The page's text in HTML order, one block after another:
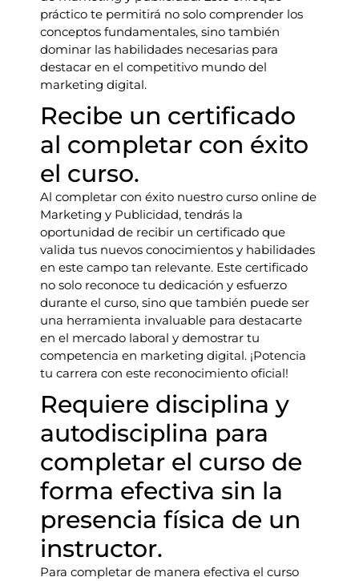
práctico te permitirá no solo comprender los
conceptos fundamentales, sino también
dominar las habilidades necesarias para
destacar en el competitivo mundo del
marketing digital.
Recibe un certificado
al completar con éxito
el curso.
Al completar con éxito nuestro curso online de
Marketing y Publicidad, tendrás la
oportunidad de recibir un certificado que
valida tus nuevos conocimientos y habilidades
en este campo tan relevante. Este certificado
no solo reconoce tu dedicación y esfuerzo
durante el curso, sino que también puede ser
una herramienta invaluable para destacarte
en el mercado laboral y demostrar tu
competencia en marketing digital. ¡Potencia
tu carrera con este reconocimiento oficial!
Requiere disciplina y
autodisciplina para
completar el curso de
forma efectiva sin la
presencia física de un
instructor.
Para completar de manera efectiva el curso